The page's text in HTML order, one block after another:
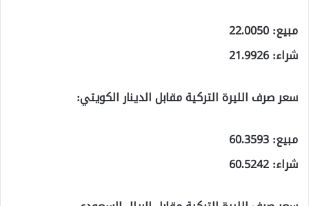
مبيع: 22.0050
شراء: 21.9926
سعر صرف الليرة التركية مقابل الدينار الكويتي:
مبيع: 60.3593
شراء: 60.5242